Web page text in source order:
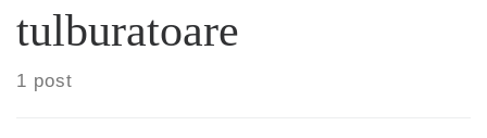
tulburatoare
1 post